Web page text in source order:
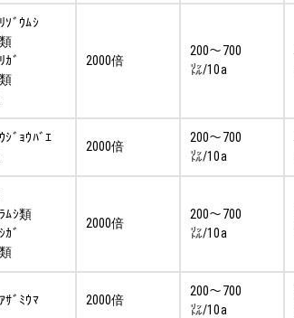
ｿﾞｳﾑｼ
ｶﾞ
2000倍
200～700
㍑/10a
ｼﾞｮｳﾊﾞｴ
2000倍
200～700
㍑/10a
ﾑｼ類
ｶﾞ
2000倍
200～700
㍑/10a
ｻﾞﾐｳﾏ 2000倍
200～700
㍑/10a